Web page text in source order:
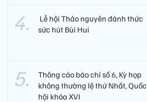
​ Lễ hội Thảo nguyên đánh thức
sức hút Bùi Hui
Thông cáo báo chí số 6, Kỳ họp
không thường lệ thứ Nhất, Quốc
hội khóa XVI